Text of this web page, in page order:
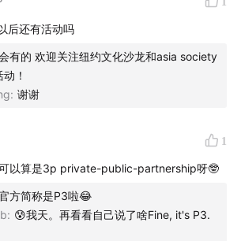
后还有活动吗
有的 欢迎关注纽约文化沙龙和asia society
！
: 谢谢
1
以算是3p private-public-partnership呀🤓
方简称是P3啦😂
: 😰我天。再看看自己说了啥Fine, it's P3.